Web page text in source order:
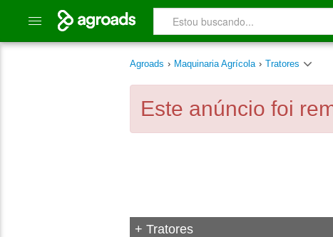
Agroads › Maquinaria Agrícola › Tratores
Este anúncio foi
+ Tratores